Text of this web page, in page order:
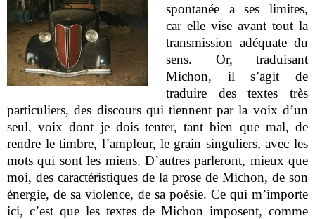
spontanée a ses limites,
car elle vise avant tout la
transmission adéquate du
sens. Or, traduisant
Michon, il s’agit de
traduire des textes très
particuliers, des discours qui tiennent par la voix d’un
seul, voix dont je dois tenter, tant bien que mal, de
rendre le timbre, l’ampleur, le grain singuliers, avec les
mots qui sont les miens. D’autres parleront, mieux que
moi, des caractéristiques de la prose de Michon, de son
énergie, de sa violence, de sa poésie. Ce qui m’importe
ici, c’est que les textes de Michon imposent, comme